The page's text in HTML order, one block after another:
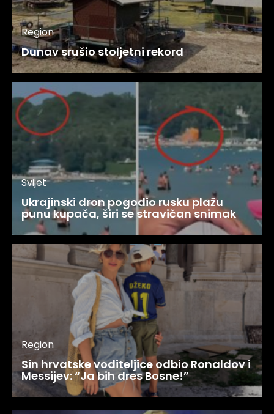
Region
Dunav srušio stoljetni rekord
Svijet
Ukrajinski dron pogodio rusku plažu
punu kupača, širi se stravičan snimak
Region
Sin hrvatske voditeljice odbio Ronaldov i
Messijev: “Ja bih dres Bosne!”